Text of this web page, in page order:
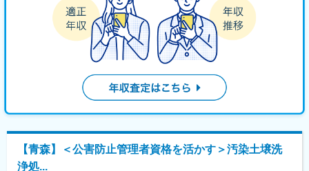
【青森】＜公害防止管理者資格を活かす＞汚染土壌洗
浄処...